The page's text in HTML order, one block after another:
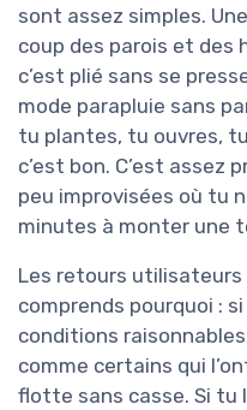
sont assez simples.
coup des parois et des
c’est plié sans se
mode parapluie sans
tu plantes, tu ouvres,
c’est bon. C’est assez
peu improvisées où tu
minutes à monter une
Les retours
comprends pourquoi :
conditions
comme certains qui
flotte sans casse. Si tu